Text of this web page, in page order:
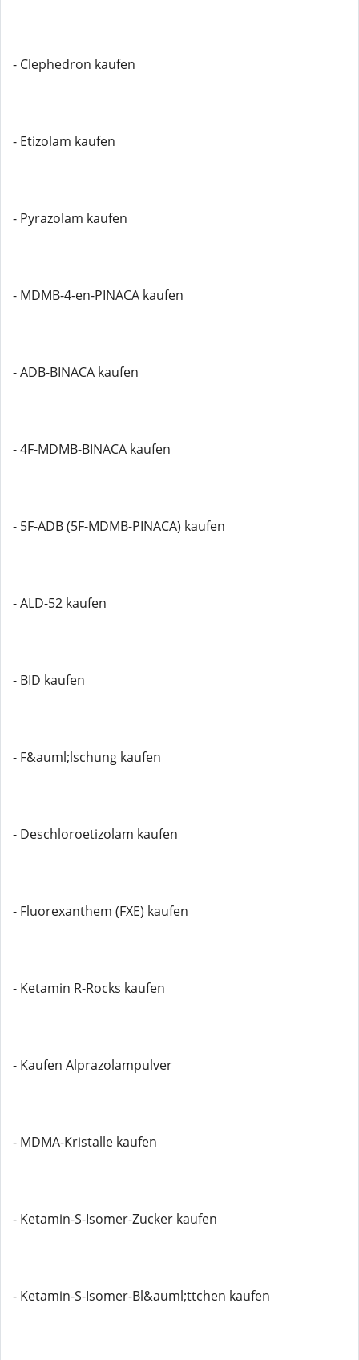
- Clephedron kaufen
- Etizolam kaufen
- Pyrazolam kaufen
- MDMB-4-en-PINACA kaufen
- ADB-BINACA kaufen
- 4F-MDMB-BINACA kaufen
- 5F-ADB (5F-MDMB-PINACA) kaufen
- ALD-52 kaufen
- BID kaufen
- F&auml;lschung kaufen
- Deschloroetizolam kaufen
- Fluorexanthem (FXE) kaufen
- Ketamin R-Rocks kaufen
- Kaufen Alprazolampulver
- MDMA-Kristalle kaufen
- Ketamin-S-Isomer-Zucker kaufen
- Ketamin-S-Isomer-Bl&auml;ttchen kaufen